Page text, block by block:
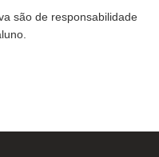
são de responsabilidade